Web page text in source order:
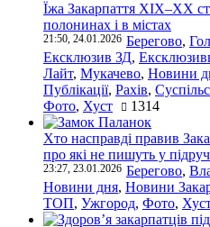
Їжа Закарпаття ХІХ–ХХ
полонинах і в містах
21:50, 24.01.2026 Берегово,
Ексклюзив ЗД,
Лайт, Мукачево, Новини
Публікації, Рахів,
Фото, Хуст 1314
Хто насправді правив
про які не пишуть у
23:27, 23.01.2026 Берегово,
Новини дня, Новини
ТОП, Ужгород, Фото,